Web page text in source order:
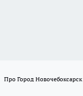
Про Город Новочебоксарск